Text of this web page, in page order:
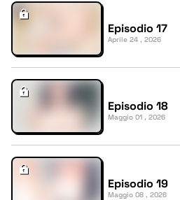
Episodio 17
Aprile 24 , 2026
Episodio 18
Maggio 01 , 2026
Episodio 19
Maggio 08 , 2026